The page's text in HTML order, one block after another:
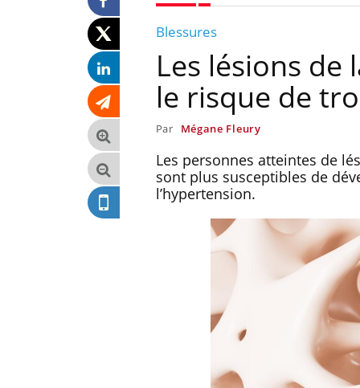
Blessures
Les lésions
le risque de
Par Mégane Fleury
Les personnes atteintes de
sont plus susceptibles de
l’hypertension.